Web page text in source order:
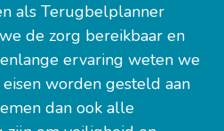
als Terugbelplanner
de zorg bereikbaar en
ervaring weten we
worden gesteld aan
dan ook alle